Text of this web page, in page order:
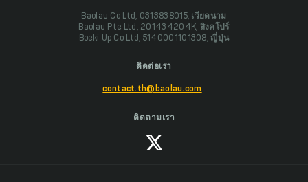
Baolau Co Ltd, 0313838015, เวียดนาม
Baolau Pte Ltd, 201434204K, สิงคโปร์
Boeki Up Co Ltd, 5140001101308, ญี่ปุ่น
ติดต่อเรา
contact.th@baolau.com
ติดตามเรา